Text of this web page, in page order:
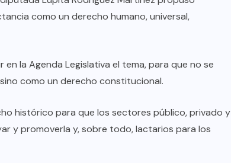
como un derecho humano, universal,
la Agenda Legislativa el tema, para que no se
como un derecho constitucional.
histórico para que los sectores público, privado y
y promoverla y, sobre todo, lactarios para los
Resienten ciudadanos el abandono
AGO 08, 2026